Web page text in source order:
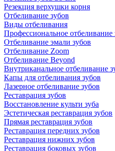
Резекция верхушки корня
Отбеливание зубов
Виды отбеливания
Профессиональное отбеливание
Отбеливание эмали зубов
Отбеливание Zoom
Отбеливание Beyond
Внутриканальное отбеливание
Капы для отбеливания зубов
Лазерное отбеливание зубов
Реставрация зубов
Восстановление культи зуба
Эстетическая реставрация зубов
Прямая реставрация зубов
Реставрация передних зубов
Реставрация нижних зубов
Реставрация боковых зубов